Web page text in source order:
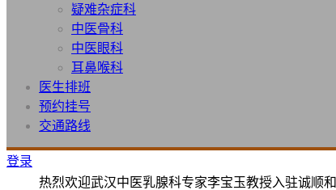
疑难杂症科
中医骨科
中医眼科
耳鼻喉科
医生排班
预约挂号
交通路线
登录
热烈欢迎武汉中医乳腺科专家李宝玉教授入驻诚顺